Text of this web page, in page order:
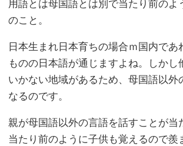
用語とは母国語とは別で当たり前のよ
のこと。
日本生まれ日本育ちの場合ｍ国内であ
ものの日本語が通じますよね。しかし
いかない地域があるため、母国語以外
なるのです。
親が母国語以外の言語を話すことが当
当たり前のように子供も覚えるので羨